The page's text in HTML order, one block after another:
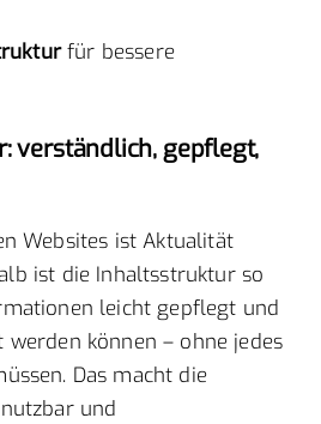
für bessere
verständlich, gepflegt,
Websites ist Aktualität
ist die Inhaltsstruktur so
leicht gepflegt und
können – ohne jedes
Das macht die
und